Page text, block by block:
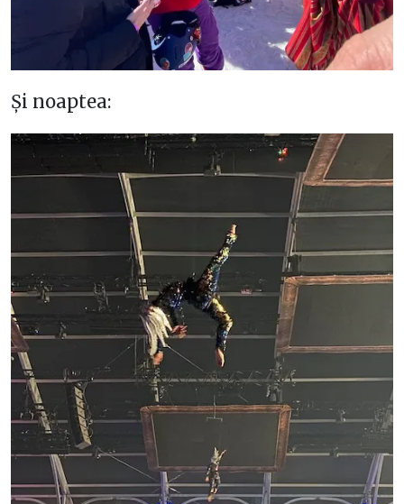
Și noaptea: